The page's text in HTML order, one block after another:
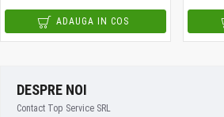
ADAUGA IN COS
DESPRE NOI
Contact Top Service SRL